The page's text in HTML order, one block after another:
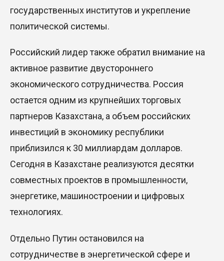
государственных институтов и укрепление
политической системы.
Российский лидер также обратил внимание на
активное развитие двустороннего
экономического сотрудничества. Россия
остается одним из крупнейших торговых
партнеров Казахстана, а объем российских
инвестиций в экономику республики
приблизился к 30 миллиардам долларов.
Сегодня в Казахстане реализуются десятки
совместных проектов в промышленности,
энергетике, машиностроении и цифровых
технологиях.
Отдельно Путин остановился на
сотрудничестве в энергетической сфере и